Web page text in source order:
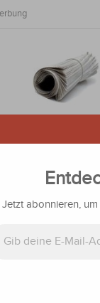
Walze
an
vier
Jetzt abonnieren,